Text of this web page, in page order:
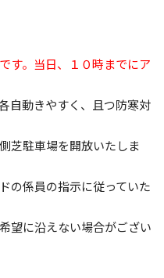
す。当日、１０時までにア
動きやすく、且つ防寒対
駐車場を開放いたしま
係員の指示に従っていた
に沿えない場合がござい